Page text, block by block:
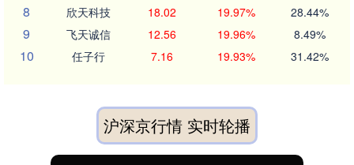
8 欣天科技 18.02 19.97% 28.44%
9 飞天诚信 12.56 19.96% 8.49%
10 任子行 7.16 19.93% 31.42%
沪深京行情 实时轮播